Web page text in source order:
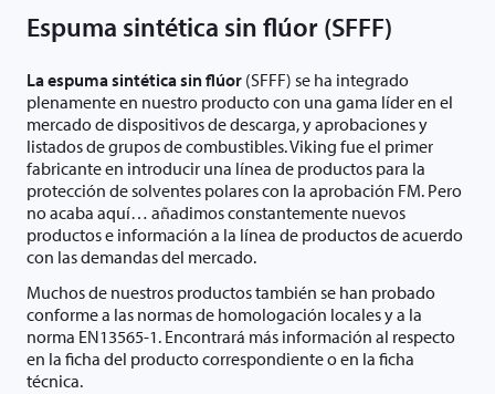
Espuma sintética sin flúor (SFFF)
La espuma sintética sin flúor (SFFF) se ha integrado
plenamente en nuestro producto con una gama líder en el
mercado de dispositivos de descarga, y aprobaciones y
listados de grupos de combustibles. Viking fue el primer
fabricante en introducir una línea de productos para la
protección de solventes polares con la aprobación FM. Pero
no acaba aquí… añadimos constantemente nuevos
productos e información a la línea de productos de acuerdo
con las demandas del mercado.
Muchos de nuestros productos también se han probado
conforme a las normas de homologación locales y a la
norma EN13565-1. Encontrará más información al respecto
en la ficha del producto correspondiente o en la ficha
técnica.